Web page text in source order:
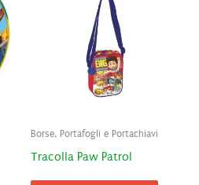
Borse, Portafogli e Portachiavi
Tracolla Paw Patrol